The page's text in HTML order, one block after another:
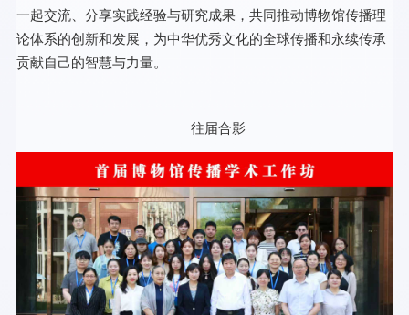
一起交流、分享实践经验与研究成果，共同推动博物馆传播理
论体系的创新和发展，为中华优秀文化的全球传播和永续传承
贡献自己的智慧与力量。
往届合影